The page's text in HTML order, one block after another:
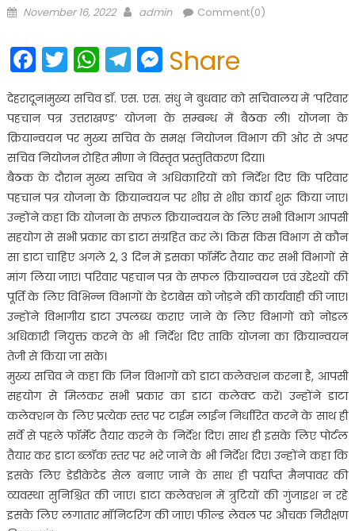
Posted
November 16, 2022 Author
admin Comment(0)
Facebook
Twitter
WhatsApp
Telegram
Messenger
Share
देहरादून।मुख्य सचिव डॉ. एस. एस. संधु ने बुधवार को सचिवालय में ’परिवार
पहचान पत्र उत्तराखण्ड’ योजना के सम्बन्ध में बैठक ली। योजना के
क्रियान्वयन पर मुख्य सचिव के समक्ष नियोजन विभाग की ओर से अपर
सचिव नियोजन रोहित मीणा ने विस्तृत प्रस्तुतिकरण दिया।
बैठक के दौरान मुख्य सचिव ने अधिकारियों को निर्देश दिए कि परिवार
पहचान पत्र योजना के क्रियान्वयन पर शीघ्र से शीघ्र कार्य शुरू किया जाए।
उन्होंने कहा कि योजना के सफल क्रियान्वयन के लिए सभी विभाग आपसी
सहयोग से सभी प्रकार का डाटा संग्रहित कर लें। किस किस विभाग से कौन
सा डाटा चाहिए अगले 2, 3 दिन में इसका फॉर्मेट तैयार कर सभी विभागों से
मांग लिया जाए। परिवार पहचान पत्र के सफल क्रियान्वयन एवं उद्देश्यों की
पूर्ति के लिए विभिन्न विभागों के डेटाबेस को जोड़ने की कार्यवाही की जाए।
उन्होंने विभागीय डाटा उपलब्ध कराए जाने के लिए विभागों को नोडल
अधिकारी नियुक्त करने के भी निर्देश दिए ताकि योजना का क्रियान्वयन
तेजी से किया जा सके।
मुख्य सचिव ने कहा कि जिन विभागों को डाटा कलेक्शन करना है, आपसी
सहयोग से मिलकर सभी प्रकार का डाटा कलेक्ट करें। उन्होंने डाटा
कलेक्शन के लिए प्रत्येक स्तर पर टाईम लाईन निर्धारित करने के साथ ही
सर्वे से पहले फॉर्मेट तैयार करने के निर्देश दिए। साथ ही इसके लिए पोर्टल
तैयार कर डाटा ब्लॉक स्तर पर भरे जाने के भी निर्देश दिए। उन्होंने कहा कि
इसके लिए डेडीकेटेड सेल बनाए जाने के साथ ही पर्याप्त मैनपावर की
व्यवस्था सुनिश्चित की जाए। डाटा कलेक्शन में त्रुटियों की गुंजाइश न रहे
इसके लिए लगातार मॉनिटरिंग की जाए। फील्ड लेवल पर औचक निरीक्षण